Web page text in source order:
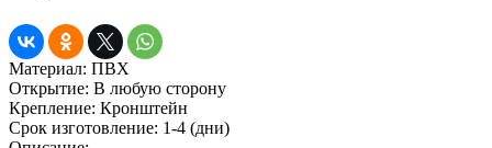
Материал: ПВХ
Открытие: В любую сторону
Крепление: Кронштейн
Срок изготовление: 1-4 (дни)